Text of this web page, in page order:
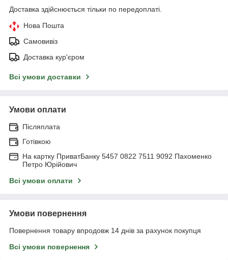
Доставка здійснюється тільки по передоплаті.
Нова Пошта
Самовивіз
Доставка кур'єром
Всі умови доставки
Умови оплати
Післяплата
Готівкою
На картку ПриватБанку 5457 0822 7511 9092 Пахоменко
Петро Юрійович
Всі умови оплати
Умови повернення
Повернення товару впродовж 14 днів за рахунок покупця
Всі умови повернення